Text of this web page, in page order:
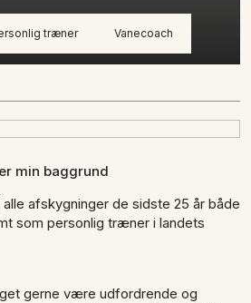
træner Vanecoach
min baggrund
afskygninger de sidste 25 år både
som personlig træner i landets
gerne være udfordrende og